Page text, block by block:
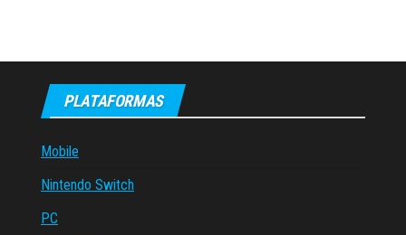
PLATAFORMAS
Mobile
Nintendo Switch
PC